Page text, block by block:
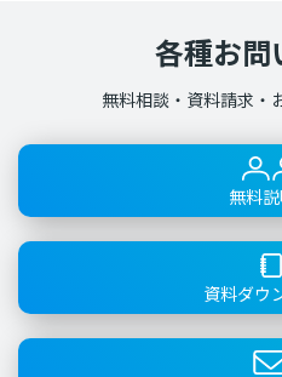
各種お問
無料相談・資料請求・
無料
資料ダウ